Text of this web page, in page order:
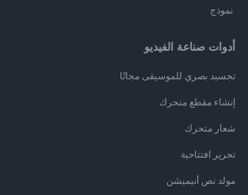
نموذج
أدوات صناعة الفيديو
تجسيد بصري للموسيقى مجانًا
إنشاء مقطع متحرك
شعار متحرك
تحرير افتتاحية
مولد نص أنيميشن